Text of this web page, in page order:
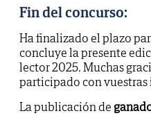
Fin del concurso:
Ha finalizado el plazo
concluye la presente
lector 2025. Muchas
participado con vuestras
La publicación de